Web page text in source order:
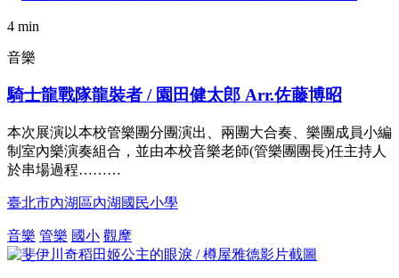
4 min
音樂
騎士龍戰隊龍裝者 / 園田健太郎 Arr.佐藤博昭
本次展演以本校管樂團分團演出、兩團大合奏、樂團成員小編
制室內樂演奏組合，並由本校音樂老師(管樂團團長)任主持人
於串場過程………
臺北市內湖區內湖國民小學
音樂 管樂 國小 觀摩